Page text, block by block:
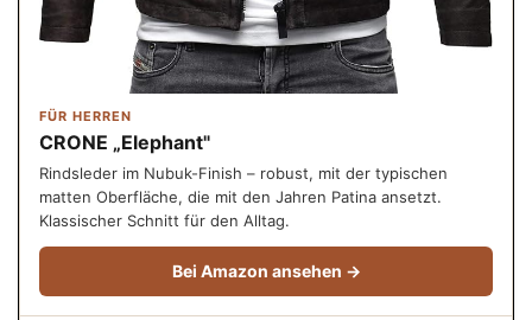
FÜR HERREN
CRONE „Elephant"
Rindsleder im Nubuk-Finish – robust, mit der typischen
matten Oberfläche, die mit den Jahren Patina ansetzt.
Klassischer Schnitt für den Alltag.
Bei Amazon ansehen →